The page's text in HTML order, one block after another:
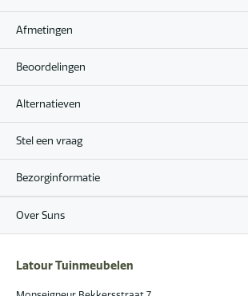
Afmetingen
Beoordelingen
Alternatieven
Stel een vraag
Bezorginformatie
Over Suns
Latour Tuinmeubelen